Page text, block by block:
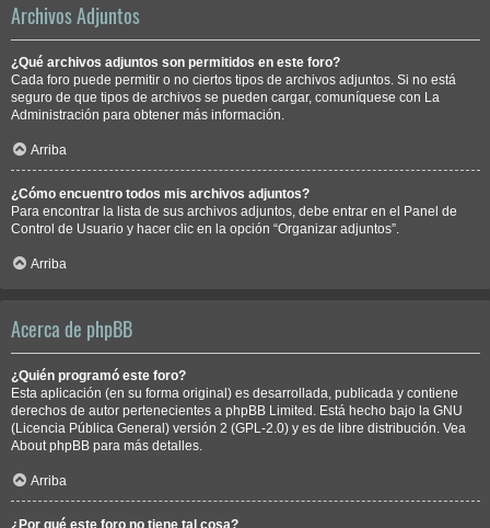
Archivos Adjuntos
¿Qué archivos adjuntos son permitidos en este foro?
Cada foro puede permitir o no ciertos tipos de archivos adjuntos. Si no está
seguro de que tipos de archivos se pueden cargar, comuníquese con La
Administración para obtener más información.
Arriba
¿Cómo encuentro todos mis archivos adjuntos?
Para encontrar la lista de sus archivos adjuntos, debe entrar en el Panel de
Control de Usuario y hacer clic en la opción “Organizar adjuntos”.
Arriba
Acerca de phpBB
¿Quién programó este foro?
Esta aplicación (en su forma original) es desarrollada, publicada y contiene
derechos de autor pertenecientes a phpBB Limited . Está hecho bajo la GNU
(Licencia Pública General) versión 2 (GPL-2.0) y es de libre distribución. Vea
About phpBB para más detalles.
Arriba
¿Por qué este foro no tiene tal cosa?